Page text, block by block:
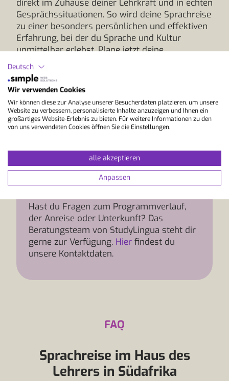
direkt im Zuhause deiner Lehrkraft und in echten
Gesprächssituationen. So wird deine Sprachreise
zu einer besonders persönlichen und effektiven
Erfahrung, bei der du Sprache und Kultur
unmittelbar erlebst. Plane jetzt deine
Sprachreise nach Südafrika und finde den
passenden Sprachkurs für dich.
Hast du Fragen zum Programmverlauf,
der Anreise oder Unterkunft? Das
Beratungsteam von StudyLingua steht dir
gerne zur Verfügung. Hier findest du
unsere Kontaktdaten.
FAQ
Sprachreise im Haus des
Lehrers in Südafrika
Deutsch
Wir verwenden Cookies
Wir können diese zur Analyse unserer Besucherdaten platzieren, um unsere
Website zu verbessern, personalisierte Inhalte anzuzeigen und Ihnen ein
großartiges Website-Erlebnis zu bieten. Für weitere Informationen zu den
von uns verwendeten Cookies öffnen Sie die Einstellungen.
alle akzeptieren
Anpassen